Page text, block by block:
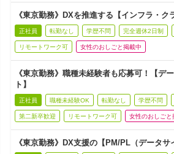
《東京勤務》DXを推進する【インフラ・ク
正社員 転勤なし 学歴不問 完全週休2日制
リモートワーク可 女性のおしごと掲載中
《東京勤務》職種未経験者も応募可！【デ
ト】
正社員 職種未経験OK 転勤なし 学歴不問
第二新卒歓迎 リモートワーク可 女性のおしごと
《東京勤務》DX支援の【PM/PL（データサ